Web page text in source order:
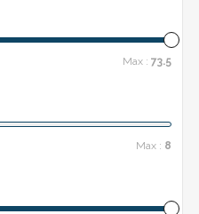
Max : 73.5
Max : 8